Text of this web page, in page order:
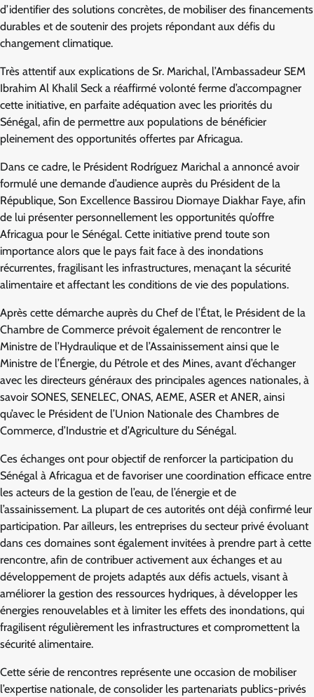
d’identifier des solutions concrètes, de mobiliser des financements
durables et de soutenir des projets répondant aux défis du
changement climatique.
Très attentif aux explications de Sr. Marichal, l’Ambassadeur SEM
Ibrahim Al Khalil Seck a réaffirmé volonté ferme d’accompagner
cette initiative, en parfaite adéquation avec les priorités du
Sénégal, afin de permettre aux populations de bénéficier
pleinement des opportunités offertes par Africagua.
Dans ce cadre, le Président Rodríguez Marichal a annoncé avoir
formulé une demande d’audience auprès du Président de la
République, Son Excellence Bassirou Diomaye Diakhar Faye, afin
de lui présenter personnellement les opportunités qu’offre
Africagua pour le Sénégal. Cette initiative prend toute son
importance alors que le pays fait face à des inondations
récurrentes, fragilisant les infrastructures, menaçant la sécurité
alimentaire et affectant les conditions de vie des populations.
Après cette démarche auprès du Chef de l’État, le Président de la
Chambre de Commerce prévoit également de rencontrer le
Ministre de l’Hydraulique et de l’Assainissement ainsi que le
Ministre de l’Énergie, du Pétrole et des Mines, avant d’échanger
avec les directeurs généraux des principales agences nationales, à
savoir SONES, SENELEC, ONAS, AEME, ASER et ANER, ainsi
qu’avec le Président de l’Union Nationale des Chambres de
Commerce, d’Industrie et d’Agriculture du Sénégal.
Ces échanges ont pour objectif de renforcer la participation du
Sénégal à Africagua et de favoriser une coordination efficace entre
les acteurs de la gestion de l’eau, de l’énergie et de
l’assainissement. La plupart de ces autorités ont déjà confirmé leur
participation. Par ailleurs, les entreprises du secteur privé évoluant
dans ces domaines sont également invitées à prendre part à cette
rencontre, afin de contribuer activement aux échanges et au
développement de projets adaptés aux défis actuels, visant à
améliorer la gestion des ressources hydriques, à développer les
énergies renouvelables et à limiter les effets des inondations, qui
fragilisent régulièrement les infrastructures et compromettent la
sécurité alimentaire.
Cette série de rencontres représente une occasion de mobiliser
l’expertise nationale, de consolider les partenariats publics-privés